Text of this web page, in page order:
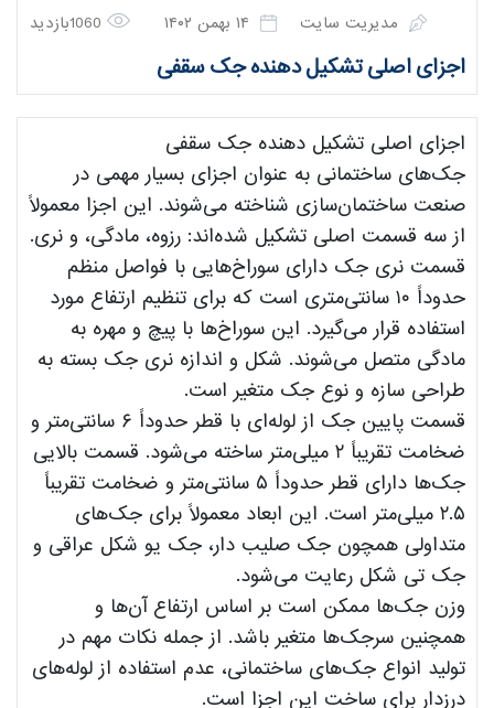
مدیریت سایت ۱۴ بهمن ۱۴۰۲
اجزای اصلی تشکیل دهنده جک سقفی
اجزای اصلی تشکیل دهنده جک سقفی
جک‌های ساختمانی به عنوان اجزای بسیار مهمی در
صنعت ساختمان‌سازی شناخته می‌شوند. این اجزا معمولاً
از سه قسمت اصلی تشکیل شده‌اند: رزوه، مادگی، و نری.
قسمت نری جک دارای سوراخ‌هایی با فواصل منظم
حدوداً ۱۰ سانتی‌متری است که برای تنظیم ارتفاع مورد
استفاده قرار می‌گیرد. این سوراخ‌ها با پیچ و مهره به
مادگی متصل می‌شوند. شکل و اندازه نری جک بسته به
طراحی سازه و نوع جک متغیر است.
قسمت پایین جک از لوله‌ای با قطر حدوداً ۶ سانتی‌متر و
ضخامت تقریباً ۲ میلی‌متر ساخته می‌شود. قسمت بالایی
جک‌ها دارای قطر حدوداً ۵ سانتی‌متر و ضخامت تقریباً
۲.۵ میلی‌متر است. این ابعاد معمولاً برای جک‌های
متداولی همچون جک صلیب دار، جک یو شکل عراقی و
جک تی شکل رعایت می‌شود.
وزن جک‌ها ممکن است بر اساس ارتفاع آن‌ها و
همچنین سرجک‌ها متغیر باشد. از جمله نکات مهم در
تولید انواع جک‌های ساختمانی، عدم استفاده از لوله‌های
درزدار برای ساخت این اجزا است.